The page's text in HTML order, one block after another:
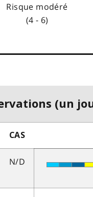
Risque modéré
(4 - 6)
(un
CAS
N/D